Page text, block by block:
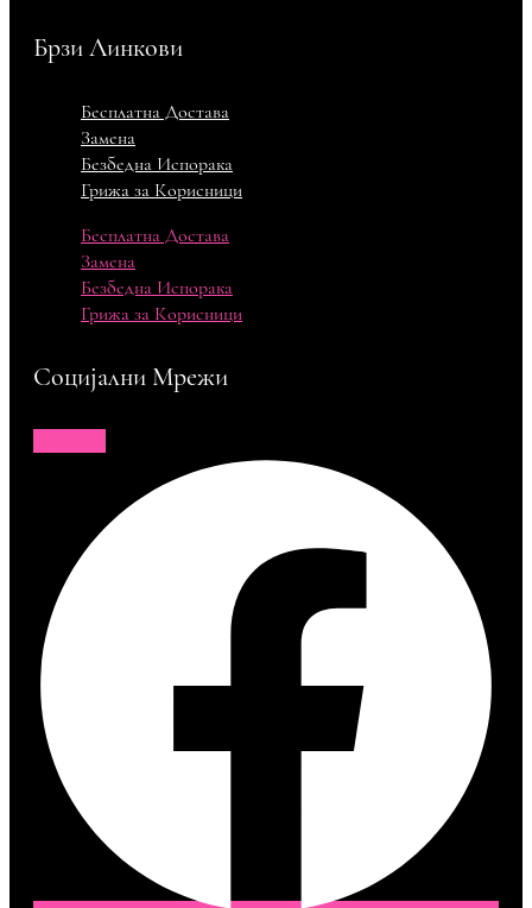
Брзи Линкови
Бесплатна Достава
Замена
Безбедна Испорака
Грижа за Корисници
Бесплатна Достава
Замена
Безбедна Испорака
Грижа за Корисници
Социјални Мрежи